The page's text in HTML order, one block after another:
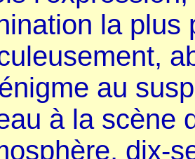
la plus
au
à la scène
dix-